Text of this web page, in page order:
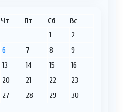
Чт Пт Сб Вс
1
2
6 7 8
9
13 14 15
16
20 21 22
23
27 28 29
30